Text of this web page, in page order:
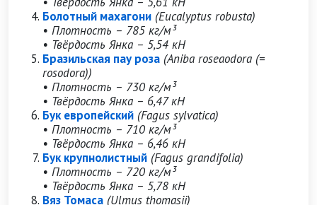
Болотный махагони (Eucalyptus robusta)
• Плотность – 785 кг/м³
• Твёрдость Янка – 5,54 кН
Бразильская пау роза (Aniba roseaodora (=
rosodora))
• Плотность – 730 кг/м³
• Твёрдость Янка – 6,47 кН
Бук европейский (Fagus sylvatica)
• Плотность – 710 кг/м³
• Твёрдость Янка – 6,46 кН
Бук крупнолистный (Fagus grandifolia)
• Плотность – 720 кг/м³
• Твёрдость Янка – 5,78 кН
Вяз Томаса (Ulmus thomasii)